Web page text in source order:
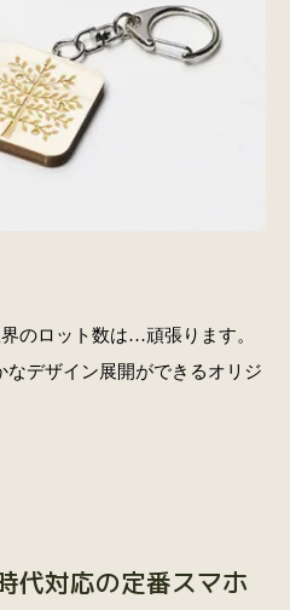
のロット数は…頑張ります。
デザイン展開ができるオリジ
代対応の定番スマホ